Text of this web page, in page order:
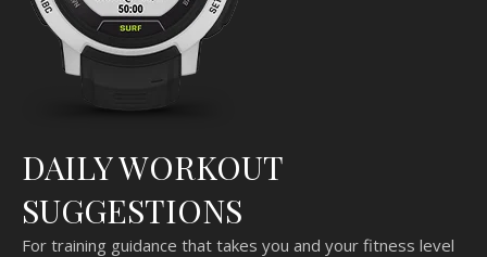
DAILY WORKOUT
SUGGESTIONS
For training guidance that takes you and your fitness level